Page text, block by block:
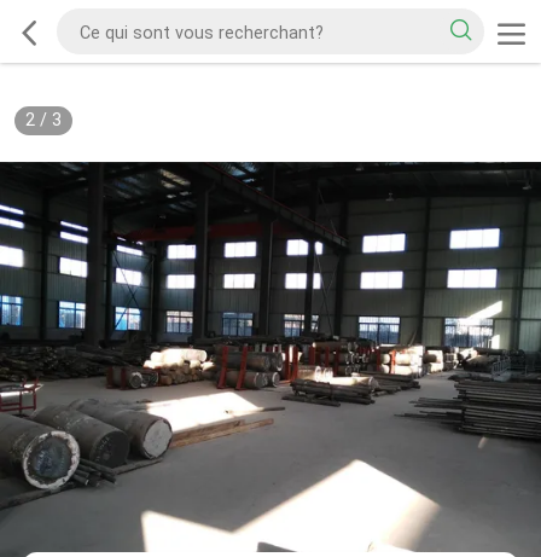
2/ 3